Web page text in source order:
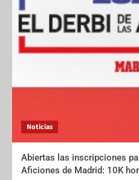
Noticias
Abiertas las inscripciones
Aficiones de Madrid: 10K